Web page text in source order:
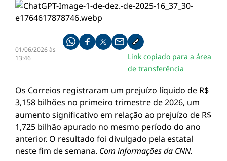
01/06/2026 às
13:46
Compartilhe pelo whatsapp
Compartilhar no facebook
Compartilhar no twitter
Compartilhe pelo email
Copiar link da notícia
Link copiado para a área
de transferência
Os Correios registraram um prejuízo líquido de R$
3,158 bilhões no primeiro trimestre de 2026, um
aumento significativo em relação ao prejuízo de R$
1,725 bilhão apurado no mesmo período do ano
anterior. O resultado foi divulgado pela estatal
neste fim de semana. Com informações da CNN.